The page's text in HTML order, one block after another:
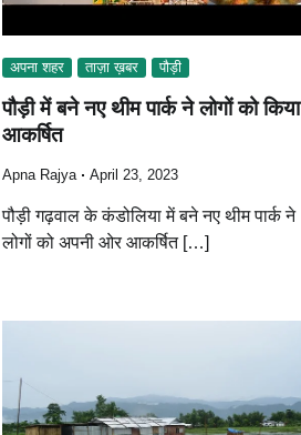
अपना शहर ताज़ा ख़बर पौड़ी
पौड़ी में बने नए थीम पार्क ने लोगों को किया
आकर्षित
Apna Rajya April 23, 2023
पौड़ी गढ़वाल के कंडोलिया में बने नए थीम पार्क ने
लोगों को अपनी ओर आकर्षित […]